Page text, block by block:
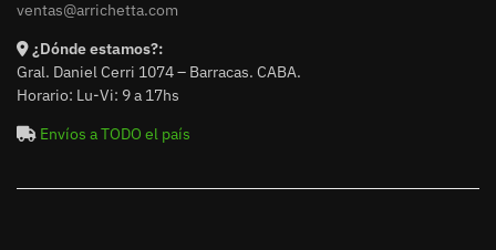
ventas@arrichetta.com
¿Dónde estamos?:
Gral. Daniel Cerri 1074 – Barracas. CABA.
Horario: Lu-Vi: 9 a 17hs
Envíos a TODO el país